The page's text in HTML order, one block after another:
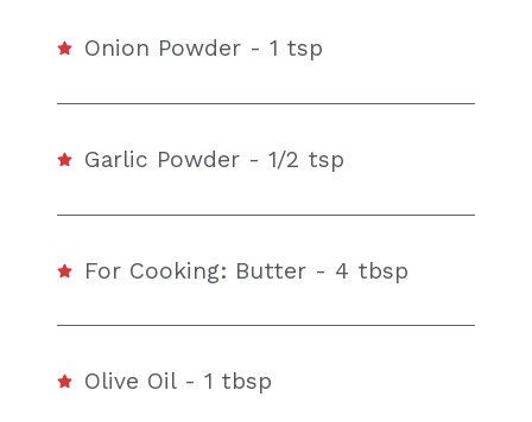
Onion Powder - 1 tsp
Garlic Powder - 1/2 tsp
For Cooking: Butter - 4 tbsp
Olive Oil - 1 tbsp